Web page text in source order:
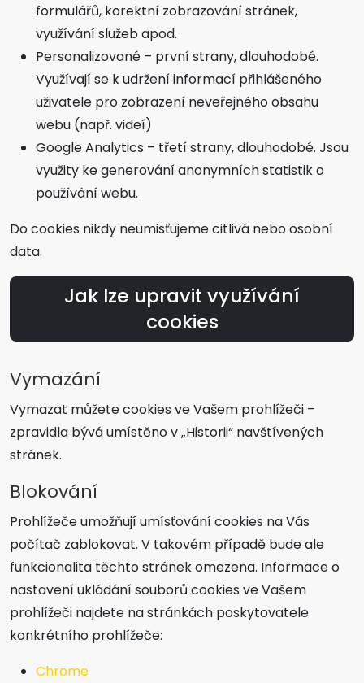
formulářů, korektní zobrazování stránek,
využívání služeb apod.
Personalizované – první strany, dlouhodobé.
Využívají se k udržení informací přihlášeného
uživatele pro zobrazení neveřejného obsahu
webu (např. videí)
Google Analytics – třetí strany, dlouhodobé. Jsou
využity ke generování anonymních statistik o
používání webu.
Do cookies nikdy neumisťujeme citlivá nebo osobní
data.
Jak lze upravit využívání
cookies
Vymazání
Vymazat můžete cookies ve Vašem prohlížeči –
zpravidla bývá umístěno v „Historii“ navštívených
stránek.
Blokování
Prohlížeče umožňují umísťování cookies na Vás
počítač zablokovat. V takovém případě bude ale
funkcionalita těchto stránek omezena. Informace o
nastavení ukládání souborů cookies ve Vašem
prohlížeči najdete na stránkách poskytovatele
konkrétního prohlížeče:
Chrome